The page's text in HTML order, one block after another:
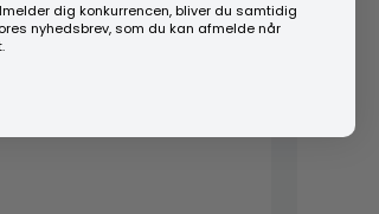
dig konkurrencen, bliver du samtidig
nyhedsbrev, som du kan afmelde når